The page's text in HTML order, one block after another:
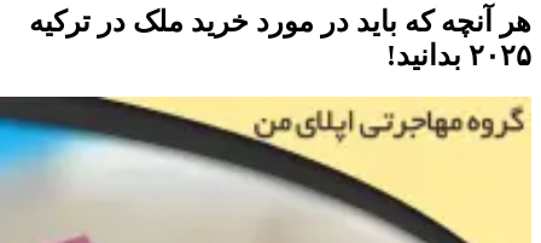
هر آنچه که باید در مورد خرید ملک در ترکیه
۲۰۲۵ بدانید!